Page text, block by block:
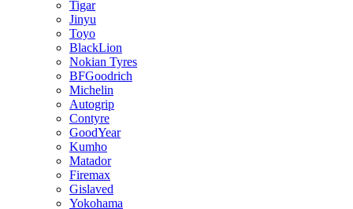
Tigar
Jinyu
Toyo
BlackLion
Nokian Tyres
BFGoodrich
Michelin
Autogrip
Contyre
GoodYear
Kumho
Matador
Firemax
Gislaved
Yokohama